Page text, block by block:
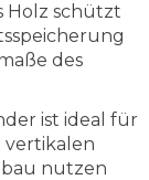
Holz schützt
des
ist ideal für
vertikalen
nutzen